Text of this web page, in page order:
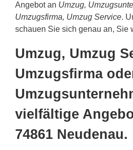
Angebot an Umzug,
Umzugsfirma, Umzug Service.
schauen Sie sich genau an, Sie
Umzug, Umzug
Umzugsfirma
vielfältige
74861 Neudenau.